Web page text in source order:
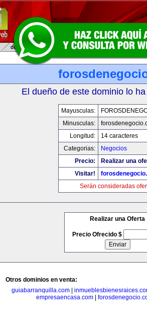
El dueño de este dominio lo
Mayusculas:
Minusculas:
Longitud:
14 caracteres
Categorias:
Negocios
Precio:
Realizar una
Visitar!
Serán consideradas
Realizar una Oferta
Precio Ofrecido $
Otros dominios en venta:
guiabarranquilla.com|
empresaencasa.com|